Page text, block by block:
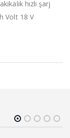
hızlı şarj
Volt 18 V